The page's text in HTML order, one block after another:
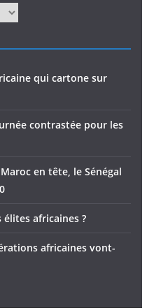
qui cartone sur
contrastée pour les
en tête, le Sénégal
élites africaines ?
africaines vont-